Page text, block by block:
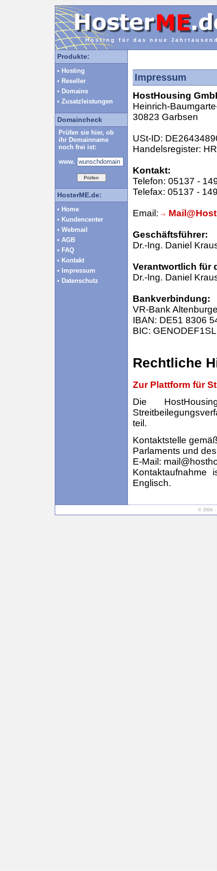
Hosting für das neue
Produkte:
• Hosting
• Reseller
• Domains
• Zusatzleistungen
Domaincheck
Prüfen sie hier, ob
ihr Domainname
noch frei ist:
www.
HosterME.de:
• Home
• Kundencenter
• Webmail
• AGB
• FAQ
• Kontakt
• Impressum
• Datenschutz
Impressum
HostHousing
Heinrich-
30823 Garbsen
USt-ID:
Handelsregister:
Kontakt:
Telefon: 05137 -
Telefax: 05137 -
Email:
Geschäftsführer:
Dr.-Ing. Daniel
Verantwortlich für
Dr.-Ing. Daniel
Bankverbindung:
VR-Bank
IBAN: DE51 8306
BIC:
Rechtliche
Zur Plattform für
Die
teil.
Kontaktstelle
Parlaments und
E-Mail:
Kontaktaufnahme
Englisch.
© 2004 -